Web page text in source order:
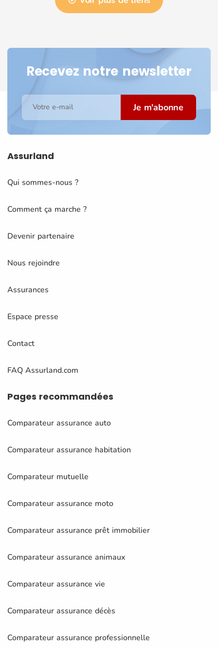
Recevez notre newsletter
Votre e-mail Je m'abonne
Assurland
Qui sommes-nous ?
Comment ça marche ?
Devenir partenaire
Nous rejoindre
Assurances
Espace presse
Contact
FAQ Assurland.com
Pages recommandées
Comparateur assurance auto
Comparateur assurance habitation
Comparateur mutuelle
Comparateur assurance moto
Comparateur assurance prêt immobilier
Comparateur assurance animaux
Comparateur assurance vie
Comparateur assurance décès
Comparateur assurance professionnelle